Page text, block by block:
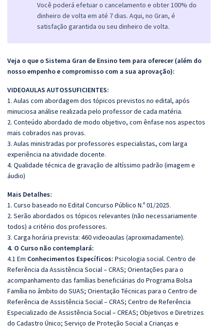
Você poderá efetuar o cancelamento e obter 100% do
dinheiro de volta em até 7 dias. Aqui, no Gran, é
satisfação garantida ou seu dinheiro de volta.
Veja o que o Sistema Gran de Ensino tem para oferecer (além do
nosso empenho e compromisso com a sua aprovação):
VIDEOAULAS AUTOSSUFICIENTES:
1. Aulas com abordagem dos tópicos previstos no edital, após
minuciosa análise realizada pelo professor de cada matéria.
2. Conteúdo abordado de modo objetivo, com ênfase nos aspectos
mais cobrados nas provas.
3. Aulas ministradas por professores especialistas, com larga
experiência na atividade docente.
4. Qualidade técnica de gravação de altíssimo padrão (imagem e
áudio)
Mais Detalhes:
1. Curso baseado no Edital Concurso Público N.º 01/2025.
2. Serão abordados os tópicos relevantes (não necessariamente
todos) a critério dos professores.
3. Carga horária prevista: 460 videoaulas (aproximadamente).
4. O Curso não contemplará:
4.1 Em Conhecimentos Específicos: Psicologia social. Centro de
Referência da Assistência Social – CRAS; Orientações para o
acompanhamento das famílias beneficiárias do Programa Bolsa
Família no âmbito do SUAS; Orientação Técnicas para o Centro de
Referência de Assistência Social – CRAS; Centro de Referência
Especializado de Assistência Social – CREAS; Objetivos e Diretrizes
do Cadastro Único; Serviço de Proteção Social a Crianças e